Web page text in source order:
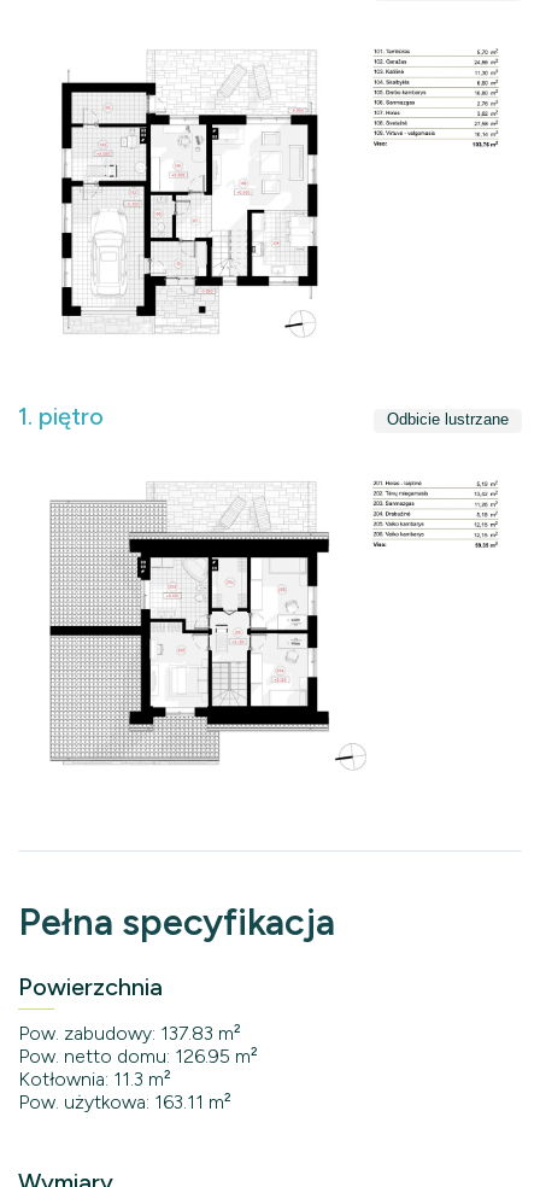
1. piętro Odbicie lustrzane
Pełna specyfikacja
Powierzchnia
Pow. zabudowy: 137.83 m²
Pow. netto domu: 126.95 m²
Kotłownia: 11.3 m²
Pow. użytkowa: 163.11 m²